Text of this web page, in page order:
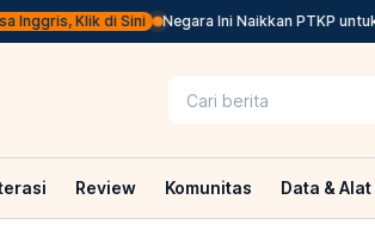
Klik di Sini Negara Ini Naikkan PTKP untuk
Review Komunitas Data & Alat